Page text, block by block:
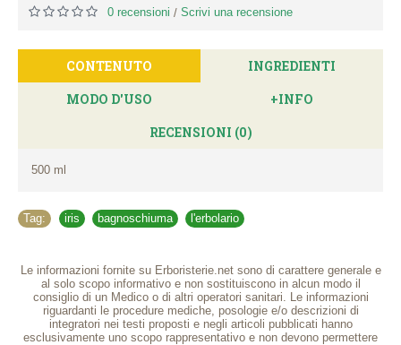
0 recensioni / Scrivi una recensione
CONTENUTO
INGREDIENTI
MODO D'USO
+INFO
RECENSIONI (0)
500 ml
Tag: iris bagnoschiuma l'erbolario
Le informazioni fornite su Erboristerie.net sono di carattere generale e
al solo scopo informativo e non sostituiscono in alcun modo il
consiglio di un Medico o di altri operatori sanitari. Le informazioni
riguardanti le procedure mediche, posologie e/o descrizioni di
integratori nei testi proposti e negli articoli pubblicati hanno
esclusivamente uno scopo rappresentativo e non devono permettere